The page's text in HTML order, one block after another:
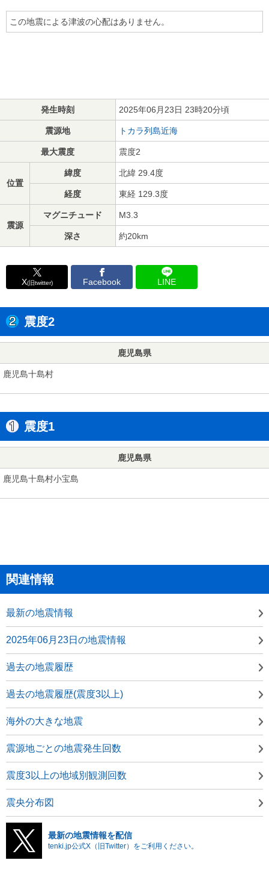
この地震による津波の心配はありません。
発生時刻 2025年06月23日 23時20分頃
震源地 トカラ列島近海
最大震度 震度2
位置
緯度 北緯 29.4度
経度 東経 129.3度
震源
マグニチュード M3.3
深さ 約20km
X(旧twitter) Facebook LINE
震度2
鹿児島県
鹿児島十島村
震度1
鹿児島県
鹿児島十島村小宝島
関連情報
最新の地震情報
2025年06月23日の地震情報
過去の地震履歴
過去の地震履歴(震度3以上)
海外の大きな地震
震源地ごとの地震発生回数
震度3以上の地域別観測回数
震央分布図
最新の地震情報を配信
tenki.jp公式X（旧Twitter）をご利用ください。